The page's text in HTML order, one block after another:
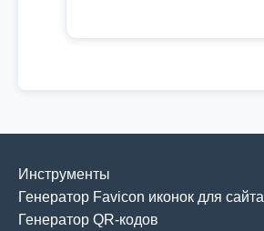
Инструменты
Генератор Favicon иконок для сайта
Генератор QR-кодов